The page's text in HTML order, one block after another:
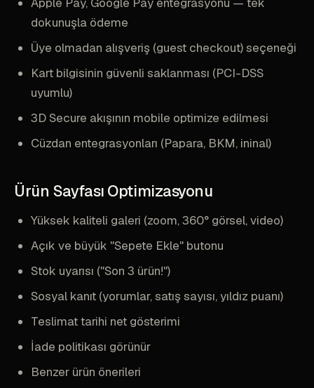
dokunuşla ödeme
Üye olmadan alışveriş (guest checkout) seçeneği
Kart bilgisinin güvenli saklanması (PCI-DSS
uyumlu)
3D Secure akışının mobile optimize edilmesi
Cüzdan entegrasyonları (Papara, BKM, ininal)
Ürün Sayfası Optimizasyonu
Yüksek kaliteli galeri (zoom, 360° görsel, video)
Açık ve büyük "Sepete Ekle" butonu
Stok uyarısı ("Son 3 ürün!")
Sosyal kanıt (yorumlar, satış sayısı, yıldız puanı)
Teslimat tarihi net gösterimi
İade politikası görünür
Benzer ürün önerileri